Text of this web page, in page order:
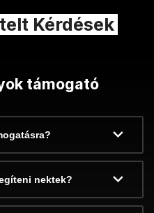
Kérdések
támogató
nektek?